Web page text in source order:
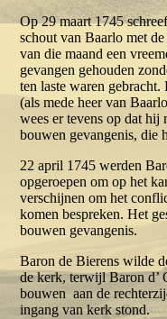
Op 29 maart 1745
schout van Baarlo met
van die maand een
gevangen gehouden
ten laste waren
(als mede heer van
wees er tevens op dat hij
bouwen gevangenis, die
22 april 1745 werden
opgeroepen om op het
verschijnen om het
komen bespreken. Het
bouwen gevangenis.
Baron de Bierens wilde
de kerk, terwijl Baron d’
bouwen aan de
ingang van kerk stond.